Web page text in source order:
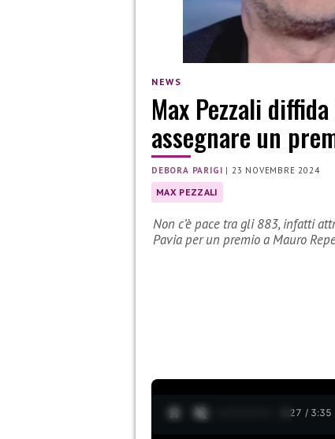
NEWS
Max Pezzali
assegnare un
DEBORA PARIGI | 23 NOVEMBRE 2024
MAX PEZZALI
Non c’è pace tra gli 883, infatti
Pavia per un premio a Mauro
0:28 / 3:35